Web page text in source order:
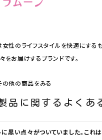
女性のライフスタイルを快適にする
お届けするブランドです。
の他の商品をみる
品に関するよくあ
に黒い点々がついていました。これ